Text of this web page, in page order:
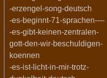
-erzengel-song-deutsch
-es-beginnt-71-sprachen----
-es-gibt-keinen-zentralen-
gott-den-wir-beschuldigen-
koennen
-es-ist-licht-in-mir-trotz-